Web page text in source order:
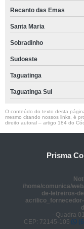
Recanto das Emas
Santa Maria
Sobradinho
Sudoeste
Taguatinga
Taguatinga Sul
O conteúdo do texto desta
mesmo citando nossos links, é
direito autoral – artigo 184 do
Prisma
/home/comunica/
de-letreiros-
- Quadra
CEP: 72145-105